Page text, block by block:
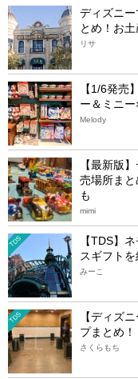
ディズニ
とめ！お
リサ
【1/6発売
ー＆ミニー
Melody
【最新版
売場所ま
も
mimi
TDS
【TDS】
スギフト
みーこ
TDS
【ディズ
プまとめ！
さくらもち